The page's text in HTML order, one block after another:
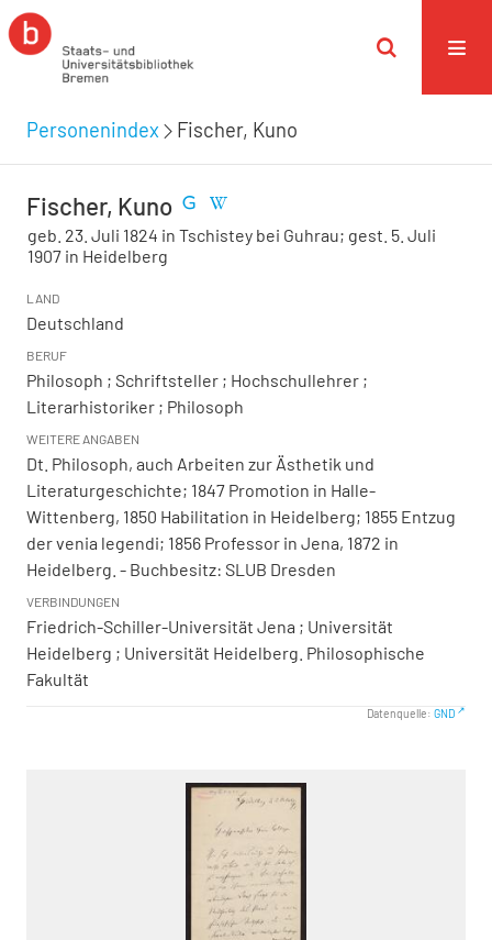
Personenindex Fischer, Kuno
Fischer, Kuno
geb. 23. Juli 1824 in Tschistey bei Guhrau; gest. 5. Juli
1907 in Heidelberg
LAND
Deutschland
BERUF
Philosoph ; Schriftsteller ; Hochschullehrer ;
Literarhistoriker ; Philosoph
WEITERE ANGABEN
Dt. Philosoph, auch Arbeiten zur Ästhetik und
Literaturgeschichte; 1847 Promotion in Halle-
Wittenberg, 1850 Habilitation in Heidelberg; 1855 Entzug
der venia legendi; 1856 Professor in Jena, 1872 in
Heidelberg. - Buchbesitz: SLUB Dresden
VERBINDUNGEN
Friedrich-Schiller-Universität Jena ; Universität
Heidelberg ; Universität Heidelberg. Philosophische
Fakultät
Datenquelle: GND